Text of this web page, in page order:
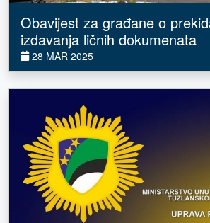
Obavijest za građane o
izdavanja ličnih dokumenata
28 MAR 2025